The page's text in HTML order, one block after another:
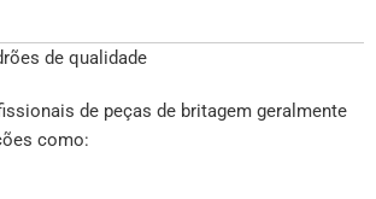
de qualidade
de peças de britagem geralmente
como: